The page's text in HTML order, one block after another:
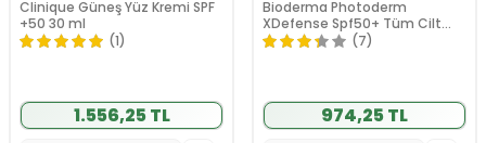
Clinique Güneş Yüz Kremi SPF
+50 30 ml
(1)
1.556,25 TL
Bioderma Photoderm
XDefense Spf50+ Tüm Cilt
Tipleri İçin Renkli Güneş Kremi
(7)
974,25 TL